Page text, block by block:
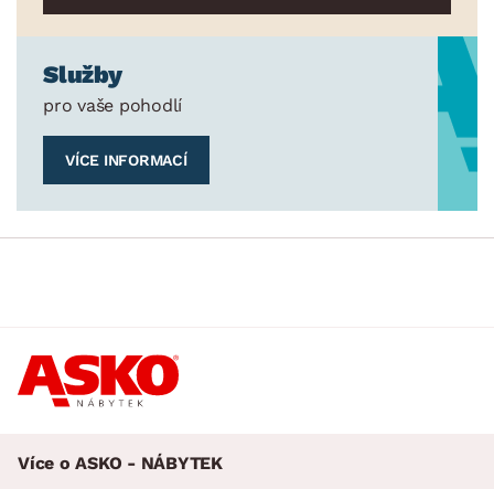
Služby
pro vaše pohodlí
VÍCE INFORMACÍ
Více o ASKO - NÁBYTEK